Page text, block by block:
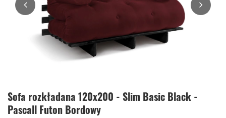
Sofa rozkładana 120x200 - Slim Basic Black -
Pascall Futon Bordowy